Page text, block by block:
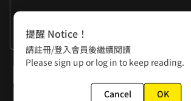
有去過的舉手+1
下一話
第16話 這就是鬼市
提醒 Notice！
請註冊/登入會員後繼續閱讀
Please sign up or log in to keep reading.
Cancel OK